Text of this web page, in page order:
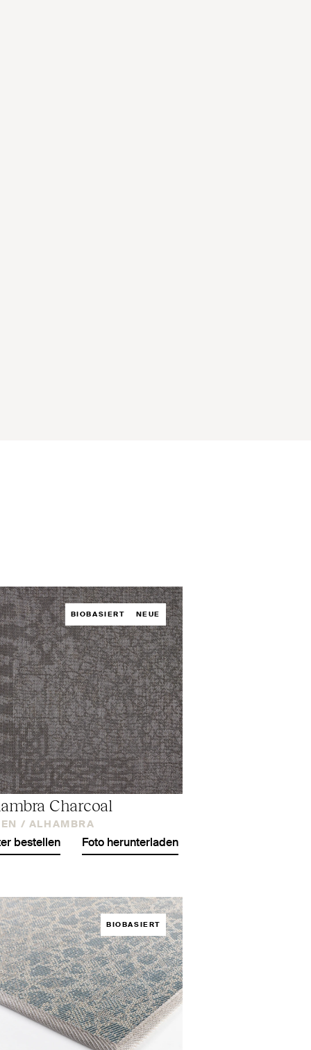
BIOBASIERT NEUE
Charcoal
/ ALHAMBRA
bestellen Foto herunterladen
BIOBASIERT